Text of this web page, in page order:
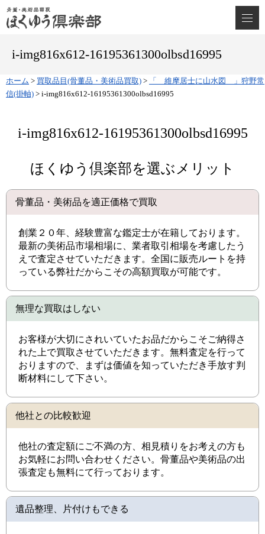
i-img816x612-16195361300olbsd16995
ホーム > 買取品目(骨董品・美術品買取) >
「 維摩居士に山水図 」狩野常
信(掛軸) > i-img816x612-16195361300olbsd16995
i-img816x612-16195361300olbsd16995
ほくゆう倶楽部を選ぶメリット
骨董品・美術品を適正価格で買取
創業２０年、経験豊富な鑑定士が在籍しております。
最新の美術品市場相場に、業者取引相場を考慮したう
えで査定させていただきます。全国に販売ルートを持
っている弊社だからこその高額買取が可能です。
無理な買取はしない
お客様が大切にされいていたお品だからこそご納得さ
れた上で買取させていただきます。無料査定を行って
おりますので、まずは価値を知っていただき手放す判
断材料にして下さい。
他社との比較歓迎
他社の査定額にご不満の方、相見積りをお考えの方も
お気軽にお問い合わせください。骨董品や美術品の出
張査定も無料にて行っております。
遺品整理、片付けもできる